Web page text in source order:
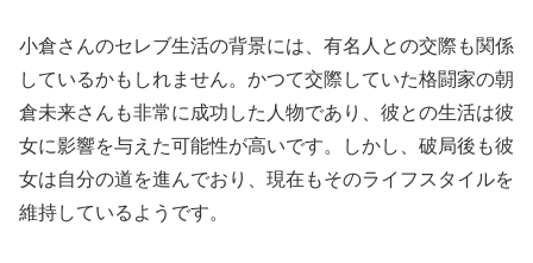
小倉さんのセレブ生活の背景には、有名人との交際も関係
しているかもしれません。かつて交際していた格闘家の朝
倉未来さんも非常に成功した人物であり、彼との生活は彼
女に影響を与えた可能性が高いです。しかし、破局後も彼
女は自分の道を進んでおり、現在もそのライフスタイルを
維持しているようです。